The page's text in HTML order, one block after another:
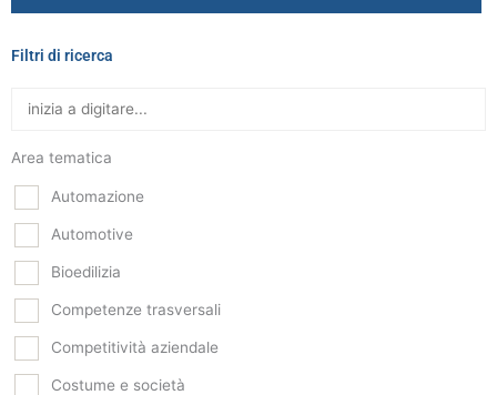
Filtri di ricerca
Area tematica
Automazione
Automotive
Bioedilizia
Competenze trasversali
Competitività aziendale
Costume e società